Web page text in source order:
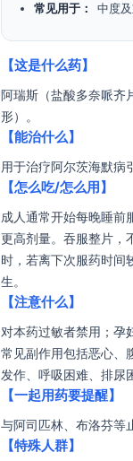
常见用于：
中度
【这是什么药】
阿瑞斯（盐酸多奈哌齐
形）。
【能治什么】
用于治疗阿尔茨海默病
【怎么吃/怎么用】
成人通常开始每晚睡前
更高剂量。吞服整片，
时，若离下次服药时间
生。
【注意什么】
对本药过敏者禁用；孕
常见副作用包括恶心、
发作、呼吸困难、排尿
【一起用药要提醒】
与阿司匹林、布洛芬等
【特殊人群】